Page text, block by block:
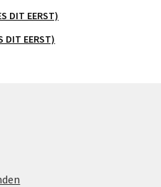
DIT EERST)
EERST)